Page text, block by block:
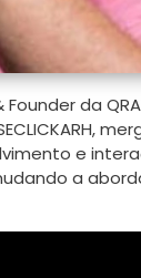
da
e
a